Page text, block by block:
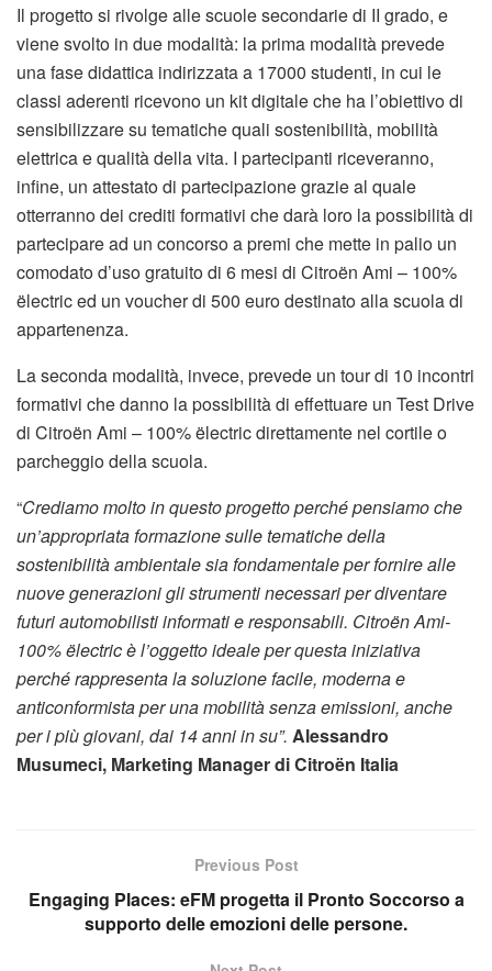
Il progetto si rivolge alle scuole secondarie di II grado, e
viene svolto in due modalità: la prima modalità prevede
una fase didattica indirizzata a 17000 studenti, in cui le
classi aderenti ricevono un kit digitale che ha l’obiettivo di
sensibilizzare su tematiche quali sostenibilità, mobilità
elettrica e qualità della vita. I partecipanti riceveranno,
infine, un attestato di partecipazione grazie al quale
otterranno dei crediti formativi che darà loro la possibilità di
partecipare ad un concorso a premi che mette in palio un
comodato d’uso gratuito di 6 mesi di Citroën Ami – 100%
ëlectric ed un voucher di 500 euro destinato alla scuola di
appartenenza.
La seconda modalità, invece, prevede un tour di 10 incontri
formativi che danno la possibilità di effettuare un Test Drive
di Citroën Ami – 100% ëlectric direttamente nel cortile o
parcheggio della scuola.
“Crediamo molto in questo progetto perché pensiamo che
un’appropriata formazione sulle tematiche della
sostenibilità ambientale sia fondamentale per fornire alle
nuove generazioni gli strumenti necessari per diventare
futuri automobilisti informati e responsabili. Citroën Ami-
100% ëlectric è l’oggetto ideale per questa iniziativa
perché rappresenta la soluzione facile, moderna e
anticonformista per una mobilità senza emissioni, anche
per i più giovani, dai 14 anni in su”. Alessandro
Musumeci, Marketing Manager di Citroën Italia
Previous Post
Engaging Places: eFM progetta il Pronto Soccorso a
supporto delle emozioni delle persone.